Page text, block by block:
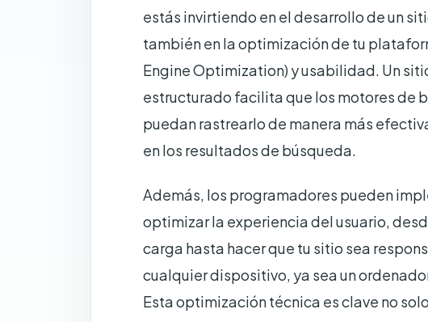
estás invirtiendo en el desarrollo de un
también en la optimización de tu
Engine Optimization) y usabilidad. Un
estructurado facilita que los motores de
puedan rastrearlo de manera más
en los resultados de búsqueda.
Además, los programadores pueden
optimizar la experiencia del usuario,
carga hasta hacer que tu sitio sea
cualquier dispositivo, ya sea un
Esta optimización técnica es clave no